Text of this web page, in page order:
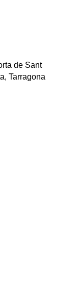
de Sant
Tarragona